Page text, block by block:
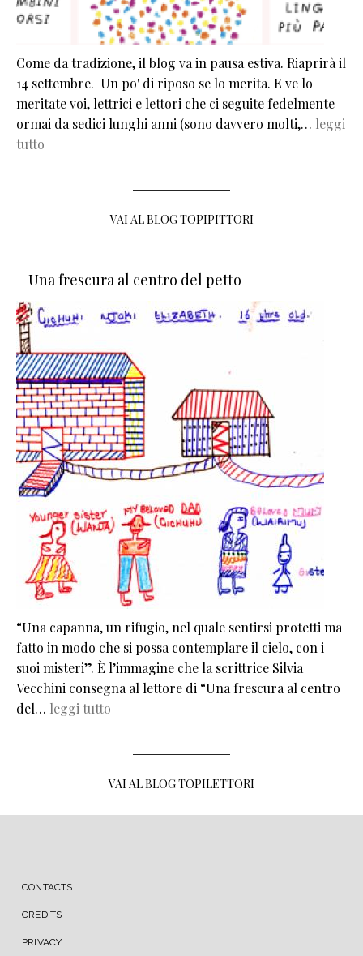
Come da tradizione, il blog va in pausa estiva. Riaprirà il
14 settembre. Un po' di riposo se lo merita. E ve lo
meritate voi, lettrici e lettori che ci seguite fedelmente
ormai da sedici lunghi anni (sono davvero molti,… leggi
tutto
VAI AL BLOG TOPIPITTORI
Una frescura al centro del petto
“Una capanna, un rifugio, nel quale sentirsi protetti ma
fatto in modo che si possa contemplare il cielo, con i
suoi misteri”. È l’immagine che la scrittrice Silvia
Vecchini consegna al lettore di “Una frescura al centro
del… leggi tutto
VAI AL BLOG TOPILETTORI
MENU FOOTER
CONTACTS
CREDITS
PRIVACY